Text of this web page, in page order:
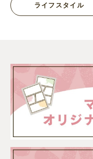
ライフスタイル